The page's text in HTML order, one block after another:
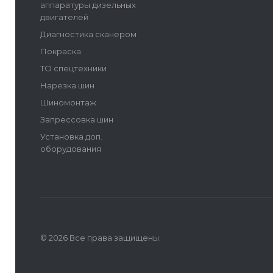
аппаратуры дизельных
двигателей
Диагностика сканером
Покраска
ТО спецтехники
Нарезка шин
Шиномонтаж
Запрессовка шин
Установка доп.
оборудования
© 2026 Все права защищены.